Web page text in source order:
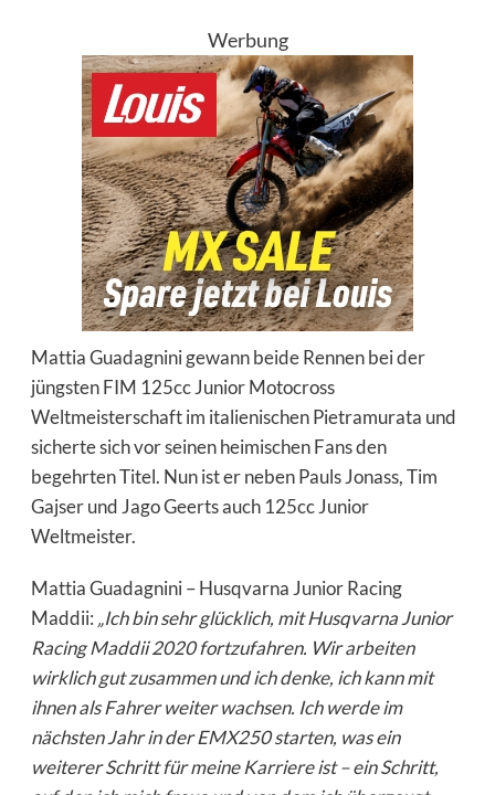
Werbung
Mattia Guadagnini gewann beide Rennen bei der
jüngsten FIM 125cc Junior Motocross
Weltmeisterschaft im italienischen Pietramurata und
sicherte sich vor seinen heimischen Fans den
begehrten Titel. Nun ist er neben Pauls Jonass, Tim
Gajser und Jago Geerts auch 125cc Junior
Weltmeister.
Mattia Guadagnini – Husqvarna Junior Racing
Maddii: „Ich bin sehr glücklich, mit Husqvarna Junior
Racing Maddii 2020 fortzufahren. Wir arbeiten
wirklich gut zusammen und ich denke, ich kann mit
ihnen als Fahrer weiter wachsen. Ich werde im
nächsten Jahr in der EMX250 starten, was ein
weiterer Schritt für meine Karriere ist – ein Schritt,